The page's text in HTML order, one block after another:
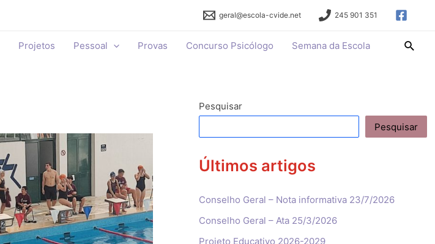
geral@escola-cvide.net 245 901 351
Projetos Pessoal Provas Concurso Psicólogo Semana da Escola
Pesquisar
Pesquisar
Últimos artigos
Conselho Geral – Nota informativa 23/7/2026
Conselho Geral – Ata 25/3/2026
Projeto Educativo 2026-2029